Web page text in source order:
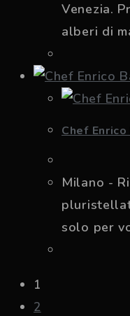
Venezia.
alberi di
Chef
Milano -
solo per
1
2